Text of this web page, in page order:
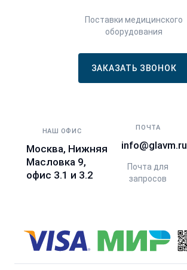
Поставки медицинского
оборудования
ЗАКАЗАТЬ ЗВОНОК
НАШ ОФИС
Москва, Нижняя
Масловка 9,
офис 3.1 и 3.2
ПОЧТА
info@glavm.ru
Почта для
запросов